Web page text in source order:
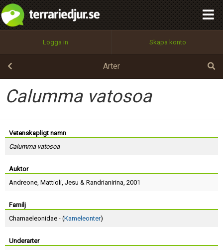
Logga in Skapa konto
Arter
Calumma vatosoa
Vetenskapligt namn
Calumma vatosoa
Auktor
Andreone, Mattioli, Jesu & Randrianirina, 2001
Familj
Chamaeleonidae - (Kameleonter)
Underarter
Utför
100%
OK
integritetspolicy
Namn:
Epost:
Lösenord:
Terms of Service
Skapa konto
Begär nytt lösenord
Tillbaka till förstasidan